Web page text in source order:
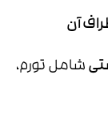
آن
شامل تورم،